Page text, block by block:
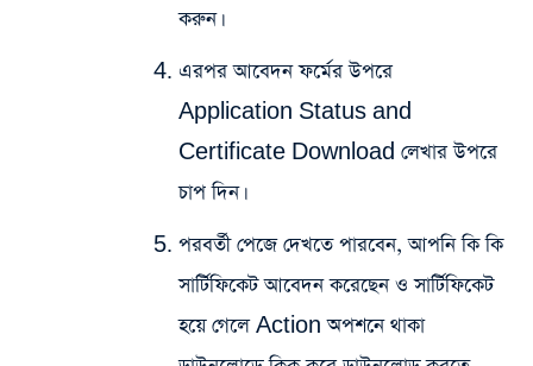
করুন।
এরপর আবেদন ফর্মের উপরে
Application Status and
Certificate Download লেখার উপরে
চাপ দিন।
পরবর্তী পেজে দেখতে পারবেন, আপনি কি কি
সার্টিফিকেট আবেদন করেছেন ও সার্টিফিকেট
হয়ে গেলে Action অপশনে থাকা